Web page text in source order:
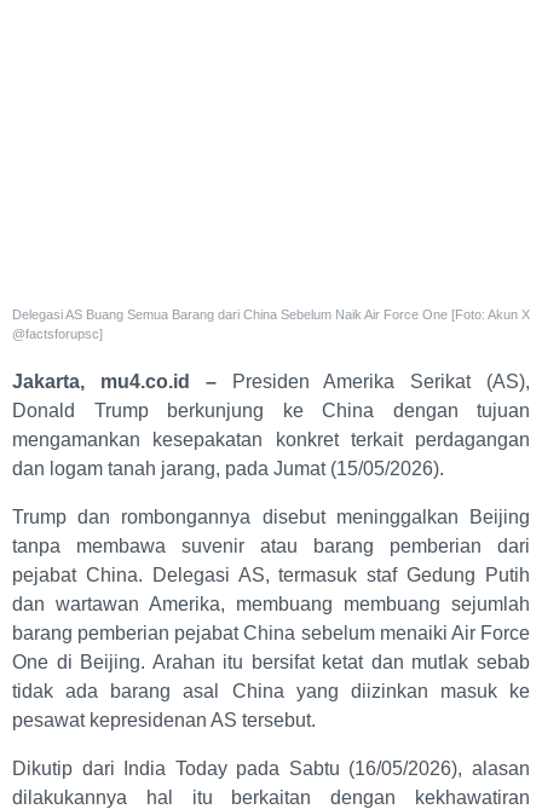
Delegasi AS Buang Semua Barang dari China Sebelum Naik Air Force One [Foto: Akun X
@factsforupsc]
Jakarta, mu4.co.id –Presiden Amerika Serikat (AS),
Donald Trump berkunjung ke China dengan tujuan
mengamankan kesepakatan konkret terkait perdagangan
dan logam tanah jarang, pada Jumat (15/05/2026).
Trump dan rombongannya disebut meninggalkan Beijing
tanpa membawa suvenir atau barang pemberian dari
pejabat China. Delegasi AS, termasuk staf Gedung Putih
dan wartawan Amerika, membuang membuang sejumlah
barang pemberian pejabat China sebelum menaiki Air Force
One di Beijing. Arahan itu bersifat ketat dan mutlak sebab
tidak ada barang asal China yang diizinkan masuk ke
pesawat kepresidenan AS tersebut.
Dikutip dari India Today pada Sabtu (16/05/2026), alasan
dilakukannya hal itu berkaitan dengan kekhawatiran